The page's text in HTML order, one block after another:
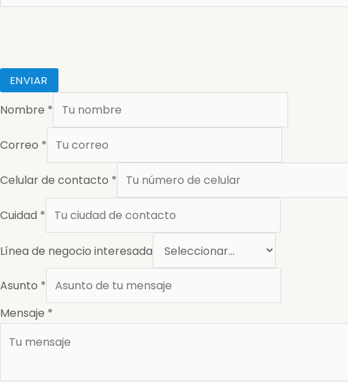
ENVIAR
Nombre *
Correo *
Celular de contacto *
Cuidad *
Línea de negocio interesada
Asunto *
Mensaje *